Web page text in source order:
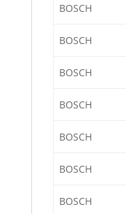
BOSCH
BOSCH
BOSCH
BOSCH
BOSCH
BOSCH
BOSCH